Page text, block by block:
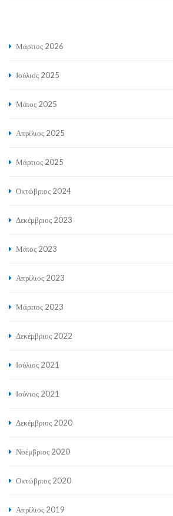
Μάρτιος 2026
Ιούλιος 2025
Μάιος 2025
Απρίλιος 2025
Μάρτιος 2025
Οκτώβριος 2024
Δεκέμβριος 2023
Μάιος 2023
Απρίλιος 2023
Μάρτιος 2023
Δεκέμβριος 2022
Ιούλιος 2021
Ιούνιος 2021
Δεκέμβριος 2020
Νοέμβριος 2020
Οκτώβριος 2020
Απρίλιος 2019